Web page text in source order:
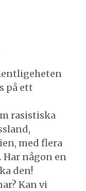
på ett
rasistiska
med flera
Har någon en
den!
Kan vi